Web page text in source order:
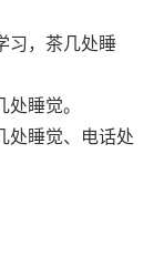
习，茶几处睡
睡觉。
处睡觉、电话处